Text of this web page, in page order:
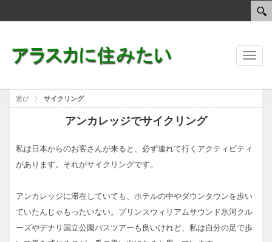
Toggle
遊び サイクリング
アンカレッジでサイクリング
私は日本からのお客さんが来ると、必ず連れて行くアクティビティ
があります。それがサイクリングです。
アンカレッジに滞在していても、ホテルの中やダウンタウンを歩い
ていたんじゃもったいない。プリンスウィリアムサウンド氷河クル
ーズやデナリ国立公園バスツアーも良いけれど、私は自分の足で歩